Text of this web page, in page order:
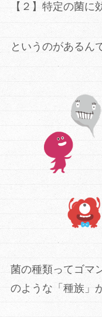
【２】特定の菌に
というのがあるん
菌の種類ってゴマ
のような「種族」